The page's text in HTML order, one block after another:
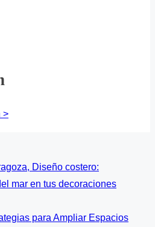
>
Diseño costero:
mar en tus decoraciones
para Ampliar Espacios